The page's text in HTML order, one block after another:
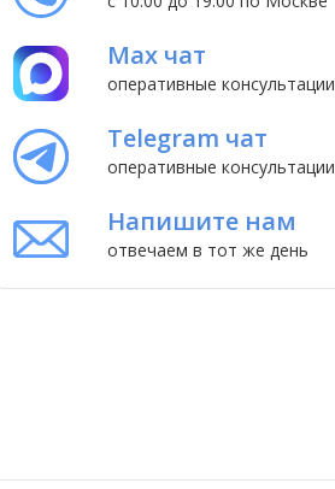
Max чат
оперативные консультации
Telegram чат
оперативные консультации
Напишите нам
отвечаем в тот же день